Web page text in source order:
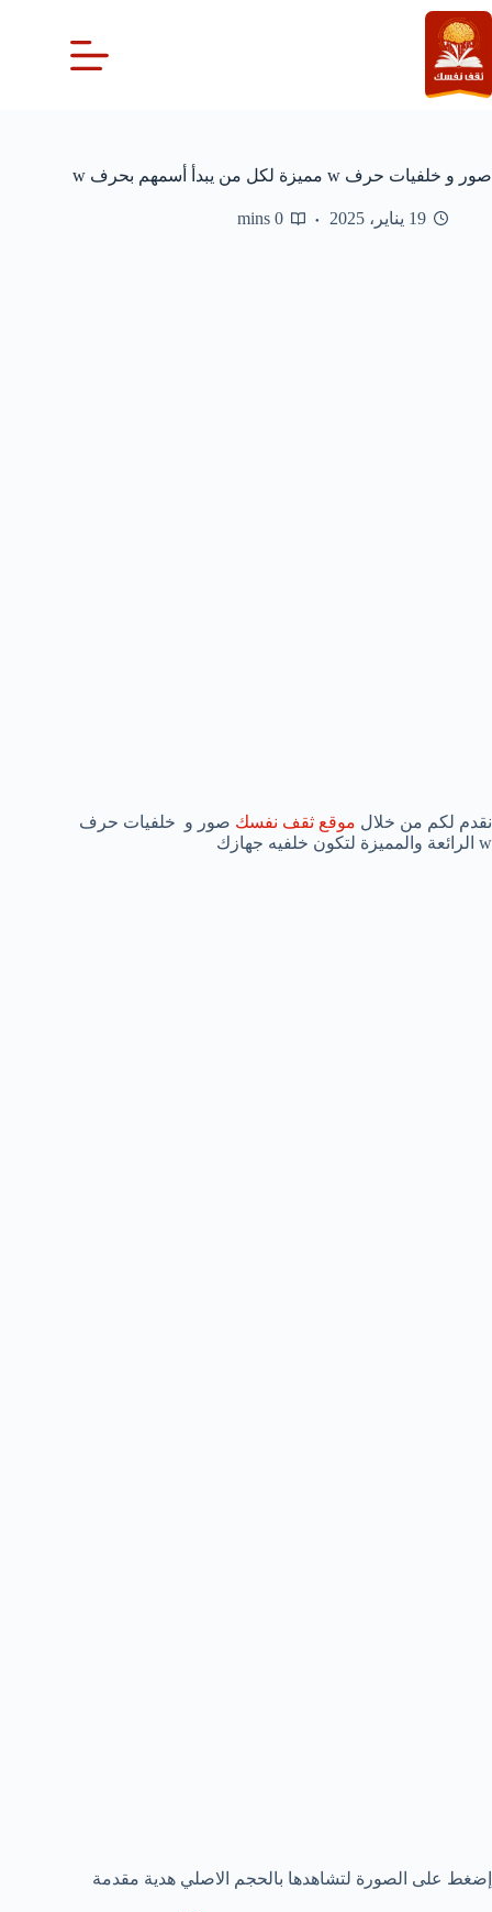
التجاوز
إلى
المحتوى
صور و خلفيات حرف w مميزة لكل من يبدأ أسمهم بحرف w
19 يناير، 2025 0 mins
نقدم لكم من خلال موقع ثقف نفسك صور و خلفيات حرف
w الرائعة والمميزة لتكون خلفيه جهازك
إضغط على الصورة لتشاهدها بالحجم الاصلي هدية مقدمة